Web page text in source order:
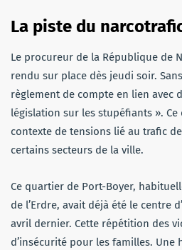
La piste du
Le procureur de la République de
rendu sur place dès jeudi soir.
règlement de compte en lien avec
législation sur les stupéfiants ». Ce
contexte de tensions lié au trafic
certains secteurs de la ville.
Ce quartier de Port-Boyer,
de l’Erdre, avait déjà été le centre
avril dernier. Cette répétition des
d’insécurité pour les familles. Une